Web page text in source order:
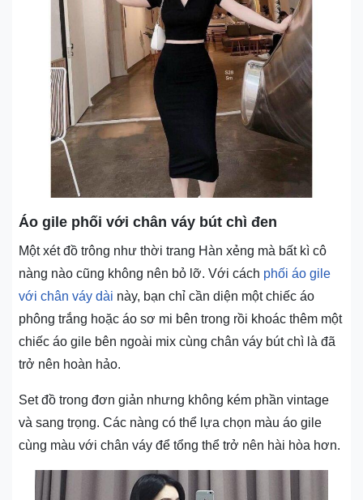
Áo gile phối với chân váy bút chì đen
Một xét đồ trông như thời trang Hàn xẻng mà bất kì cô
nàng nào cũng không nên bỏ lỡ. Với cách phối áo gile
với chân váy dài này, bạn chỉ cần diện một chiếc áo
phông trắng hoặc áo sơ mi bên trong rồi khoác thêm một
chiếc áo gile bên ngoài mix cùng chân váy bút chì là đã
trở nên hoàn hảo.
Set đồ trong đơn giản nhưng không kém phần vintage
và sang trọng. Các nàng có thể lựa chọn màu áo gile
cùng màu với chân váy để tổng thể trở nên hài hòa hơn.